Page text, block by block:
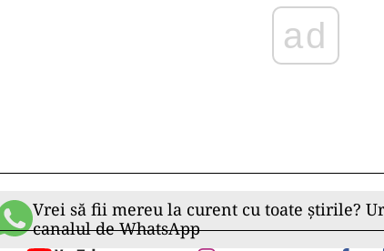
Vrei să fii mereu la curent cu toate știrile?
canalul de WhatsApp